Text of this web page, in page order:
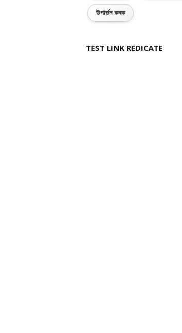
উপাৰ্জন কৰক
TEST LINK REDICATE